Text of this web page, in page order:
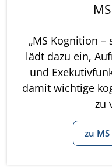
„MS Kognition –
lädt dazu ein,
und
damit wichtige
zu
zu